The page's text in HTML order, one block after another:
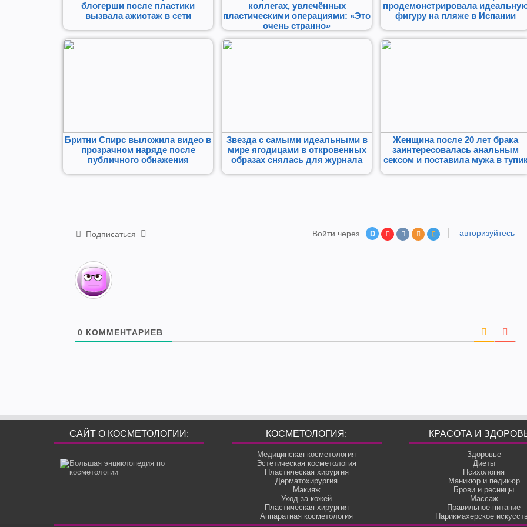
блогерши после пластики
вызвала ажиотаж в сети
коллегах, увлечённых
пластическими операциями: «Это
очень странно»
продемонстрировала
фигуру на пляже в Испании
Бритни Спирс выложила видео в
прозрачном наряде после
публичного обнажения
Звезда с самыми идеальными в
мире ягодицами в откровенных
образах снялась для журнала
Женщина после 20 лет брака
заинтересовалась анальным
сексом и поставила мужа в
Подписаться Войти через D авторизуйтесь
0 КОММЕНТАРИЕВ
САЙТ О КОСМЕТОЛОГИИ: КОСМЕТОЛОГИЯ:
Медицинская косметология
Эстетическая косметология
Пластическая хирургия
Дерматохирургия
Макияж
Уход за кожей
Пластическая хирургия
Аппаратная косметология
КРАСОТА И
Здоровье
Диеты
Психология
Маникюр и педикюр
Брови и ресницы
Массаж
Правильное питание
Парикмахерское